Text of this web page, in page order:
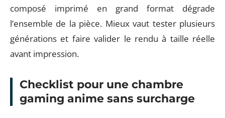
composé imprimé en grand format dégrade
l’ensemble de la pièce. Mieux vaut tester plusieurs
générations et faire valider le rendu à taille réelle
avant impression.
Checklist pour une chambre
gaming anime sans surcharge